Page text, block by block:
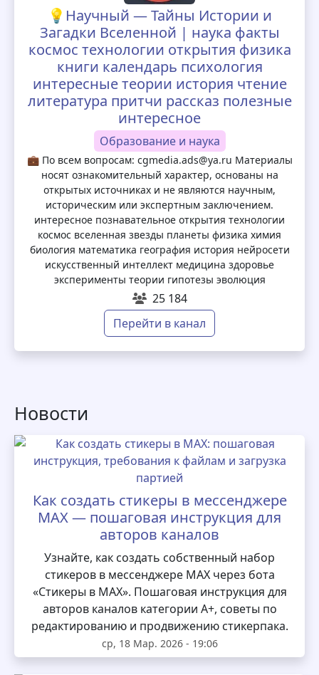
💡Научный — Тайны Истории и
Загадки Вселенной | наука факты
космос технологии открытия физика
книги календарь психология
интересные теории история чтение
литература притчи рассказ полезные
интересное
Образование и наука
💼 По всем вопросам: cgmedia.ads@ya.ru Материалы
носят ознакомительный характер, основаны на
открытых источниках и не являются научным,
историческим или экспертным заключением.
интересное познавательное открытия технологии
космос вселенная звезды планеты физика химия
биология математика география история нейросети
искусственный интеллект медицина здоровье
эксперименты теории гипотезы эволюция
25 184
Перейти в канал
Новости
Как создать стикеры в мессенджере
MAX — пошаговая инструкция для
авторов каналов
Узнайте, как создать собственный набор
стикеров в мессенджере MAX через бота
«Стикеры в MAX». Пошаговая инструкция для
авторов каналов категории А+, советы по
редактированию и продвижению стикерпака.
ср, 18 Мар. 2026 - 19:06